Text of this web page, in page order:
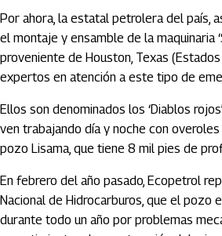
Por ahora, la estatal petrolera del país,
el montaje y ensamble de la maquinaria
proveniente de Houston, Texas
expertos en atención a este tipo de
Ellos son denominados los ‘Diablos
ven trabajando día y noche con
pozo Lisama, que tiene 8 mil pies de
En febrero del año pasado, Ecopetrol
Nacional de Hidrocarburos, que el pozo
durante todo un año por problemas